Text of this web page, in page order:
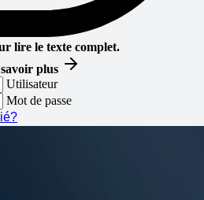
lire le texte complet.
plus
Utilisateur
Mot de passe